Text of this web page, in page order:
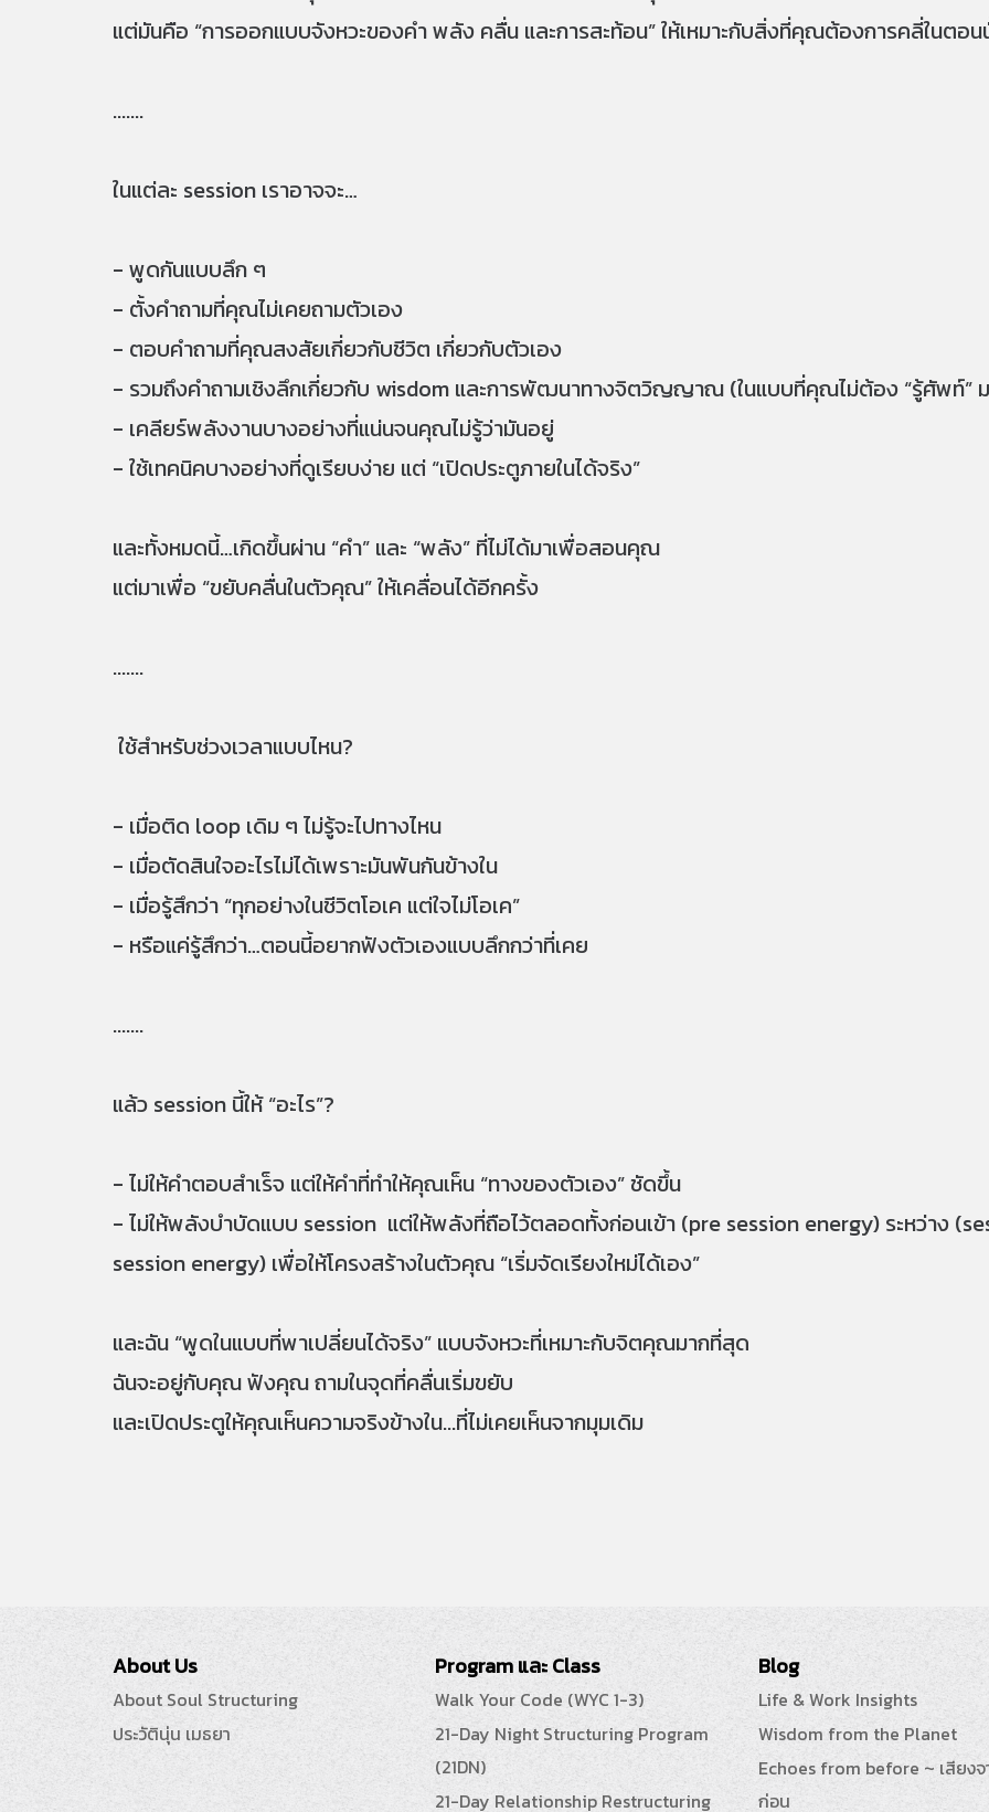
แต่มันคือ “การออกแบบจังหวะของคำ พลัง คลื่น และการสะท้อน” ให้เหมาะกับสิ่งที่คุณต้องการคลี่ในตอ
.......
ในแต่ละ session เราอาจจะ…
- พูดกันแบบลึก ๆ
- ตั้งคำถามที่คุณไม่เคยถามตัวเอง
- ตอบคำถามที่คุณสงสัยเกี่ยวกับชีวิต เกี่ยวกับตัวเอง
- รวมถึงคำถามเชิงลึกเกี่ยวกับ wisdom และการพัฒนาทางจิตวิญญาณ (ในแบบที่คุณไม่ต้อง “รู้ศัพท์” ม
- เคลียร์พลังงานบางอย่างที่แน่นจนคุณไม่รู้ว่ามันอยู่
- ใช้เทคนิคบางอย่างที่ดูเรียบง่าย แต่ “เปิดประตูภายในได้จริง”
และทั้งหมดนี้…เกิดขึ้นผ่าน “คำ” และ “พลัง” ที่ไม่ได้มาเพื่อสอนคุณ
แต่มาเพื่อ “ขยับคลื่นในตัวคุณ” ให้เคลื่อนได้อีกครั้ง
.......
ใช้สำหรับช่วงเวลาแบบไหน?
- เมื่อติด loop เดิม ๆ ไม่รู้จะไปทางไหน
- เมื่อตัดสินใจอะไรไม่ได้เพราะมันพันกันข้างใน
- เมื่อรู้สึกว่า “ทุกอย่างในชีวิตโอเค แต่ใจไม่โอเค”
- หรือแค่รู้สึกว่า…ตอนนี้อยากฟังตัวเองแบบลึกกว่าที่เคย
.......
แล้ว session นี้ให้ “อะไร”?
- ไม่ให้คำตอบสำเร็จ แต่ให้คำที่ทำให้คุณเห็น “ทางของตัวเอง” ชัดขึ้น
- ไม่ให้พลังบำบัดแบบ session แต่ให้พลังที่ถือไว้ตลอดทั้งก่อนเข้า (pre session energy) ระหว่าง
session energy) เพื่อให้โครงสร้างในตัวคุณ “เริ่มจัดเรียงใหม่ได้เอง”
และฉัน “พูดในแบบที่พาเปลี่ยนได้จริง” แบบจังหวะที่เหมาะกับจิตคุณมากที่สุด
ฉันจะอยู่กับคุณ ฟังคุณ ถามในจุดที่คลื่นเริ่มขยับ
และเปิดประตูให้คุณเห็นความจริงข้างใน...ที่ไม่เคยเห็นจากมุมเดิม
About Us
About Soul Structuring
ประวัตินุ่น เมธยา
Program และ Class
Walk Your Code (WYC 1-3)
21-Day Night Structuring Program
(21DN)
21-Day Relationship Restructuring
Blog
Life & Work Insights
Wisdom from the Planet
Echoes from before ~ เสียงจ
ก่อน